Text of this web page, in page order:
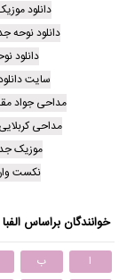
دانلود
دانلود نوحه
دانلود
سایت
مداحی جواد
مداحی
موزیک
نکست
خوانندگان براساس الفبا
ا ب